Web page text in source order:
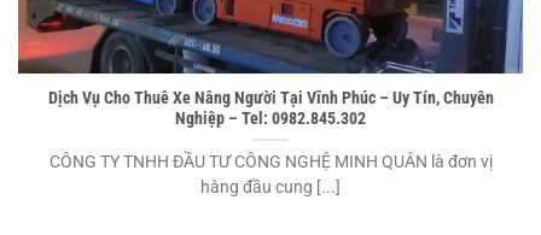
Dịch Vụ Cho Thuê Xe Nâng Người Tại Vĩnh Phúc – Uy Tín, Chuyên
Nghiệp – Tel: 0982.845.302
CÔNG TY TNHH ĐẦU TƯ CÔNG NGHỆ MINH QUÂN là đơn vị
hàng đầu cung [...]